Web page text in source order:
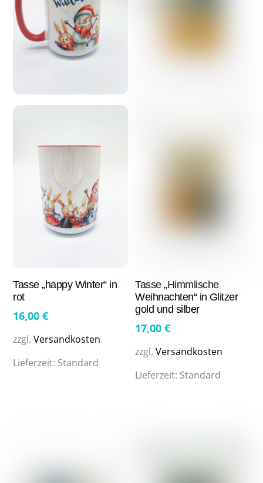
Tasse „happy Winter“ in
rot
16,00€
zzgl.Versandkosten
Lieferzeit: Standard
Tasse „Himmlische
Weihnachten“ in Glitzer
gold und silber
17,00€
zzgl.Versandkosten
Lieferzeit: Standard